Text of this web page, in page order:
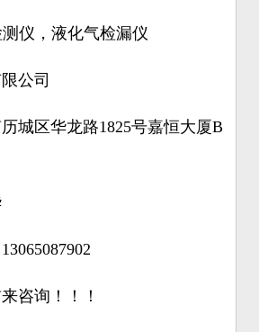
仪，液化气检漏仪
公司
城区华龙路1825号嘉恒大厦B
咨询！！！